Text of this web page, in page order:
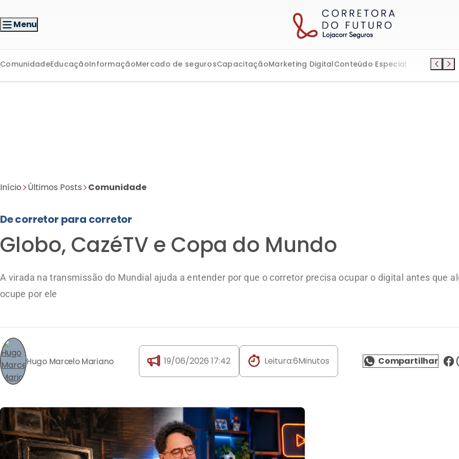
Menu
ComunidadeEducaçãoInformaçãoMercado de segurosCapacitaçãoMarketing DigitalConteúdo Especial
Início Últimos Posts Comunidade
De corretor para corretor
Globo, CazéTV e Copa do Mundo
A virada na transmissão do Mundial ajuda a entender por que o corretor precisa ocupar o digital antes que
ocupe por ele
Hugo Marcelo Mariano 19/06/2026 17:42 Leitura:6Minutos